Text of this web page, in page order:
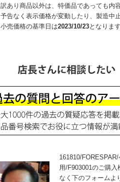
訳あり商品以外は、特価品であっても内
予告なく表示価格が変動したり、製造中
小売価格の基準日は2023/10/23となりま
161810/
用/F903001のご購
なく下のフォームよ